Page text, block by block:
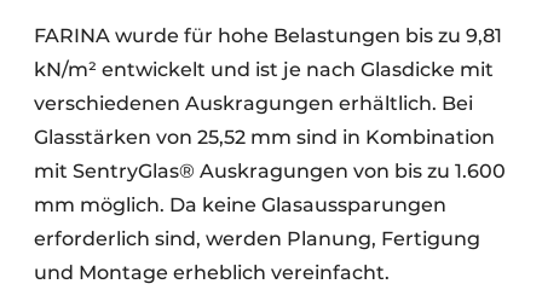
FARINA wurde für hohe Belastungen bis zu 9,81
kN/m² entwickelt und ist je nach Glasdicke mit
verschiedenen Auskragungen erhältlich. Bei
Glasstärken von 25,52 mm sind in Kombination
mit SentryGlas® Auskragungen von bis zu 1.600
mm möglich. Da keine Glasaussparungen
erforderlich sind, werden Planung, Fertigung
und Montage erheblich vereinfacht.